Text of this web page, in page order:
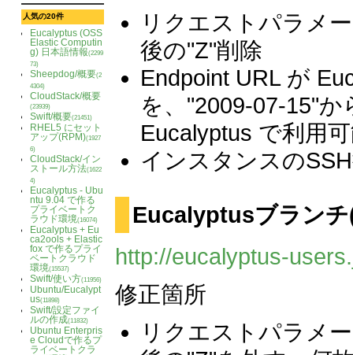
人気の20件
Eucalyptus (OSS
Elastic Computin
g) 日本語情報(2299
73)
Sheepdog/概要(2
4304)
CloudStack/概要
(23939)
Swift/概要(21451)
RHEL5 にセット
アップ(RPM)(1927
6)
CloudStack/イン
ストール方法(1622
4)
Eucalyptus - Ubu
ntu 9.04 で作る
プライベートク
ラウド環境(16074)
Eucalyptus + Eu
ca2ools + Elastic
fox で作るプライ
ベートクラウド
環境(15537)
Swift/使い方(11956)
Ubuntu/Eucalypt
us(11898)
Swift/設定ファイ
ルの作成(11832)
Ubuntu Enterpris
e Cloudで作るプ
ライベートクラ
リクエストパラメ
後の"Z"削除
Endpoint URL が
を、"2009-07-15"
Eucalyptus で利用
インスタンスの
Eucalyptusブラン
http://eucalyptus-
修正箇所
リクエストパラメ